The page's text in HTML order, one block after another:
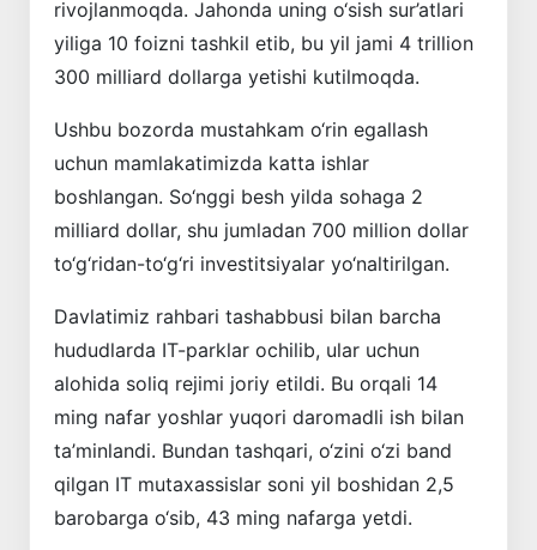
rivojlanmoqda. Jahonda uning o‘sish sur’atlari
yiliga 10 foizni tashkil etib, bu yil jami 4 trillion
300 milliard dollarga yetishi kutilmoqda.
Ushbu bozorda mustahkam o‘rin egallash
uchun mamlakatimizda katta ishlar
boshlangan. So‘nggi besh yilda sohaga 2
milliard dollar, shu jumladan 700 million dollar
to‘g‘ridan-to‘g‘ri investitsiyalar yo‘naltirilgan.
Davlatimiz rahbari tashabbusi bilan barcha
hududlarda IT-parklar ochilib, ular uchun
alohida soliq rejimi joriy etildi. Bu orqali 14
ming nafar yoshlar yuqori daromadli ish bilan
ta’minlandi. Bundan tashqari, o‘zini o‘zi band
qilgan IT mutaxassislar soni yil boshidan 2,5
barobarga o‘sib, 43 ming nafarga yetdi.